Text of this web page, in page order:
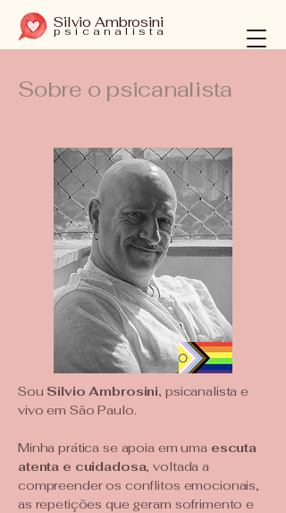
Silvio Ambrosini
psicanalista
Sobre o psicanalista
Sou Silvio Ambrosini, psicanalista e
vivo em São Paulo.
Minha prática se apoia em uma escuta
atenta e cuidadosa, voltada a
compreender os conflitos emocionais,
as repetições que geram sofrimento e